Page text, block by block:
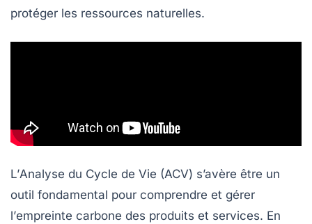
protéger les ressources naturelles.
L’Analyse du Cycle de Vie (ACV) s’avère être un
outil fondamental pour comprendre et gérer
l’empreinte carbone des produits et services. En